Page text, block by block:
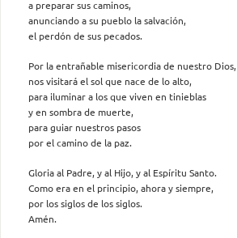
a preparar sus caminos,
anunciando a su pueblo la salvación,
el perdón de sus pecados.
Por la entrañable misericordia de nuestro Dios,
nos visitará el sol que nace de lo alto,
para iluminar a los que viven en tinieblas
y en sombra de muerte,
para guiar nuestros pasos
por el camino de la paz.
Gloria al Padre, y al Hijo, y al Espíritu Santo.
Como era en el principio, ahora y siempre,
por los siglos de los siglos.
Amén.